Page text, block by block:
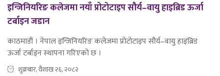
इन्जिनियरिङ कलेजमा नयाँ प्रोटोटाइप सौर्य–वायु हाइब्रिड ऊर्जा
टर्बाइन जडान
काठमाडौं । नेपाल इन्जिनियरिङ कलेजमा प्रोटोटाइप सौर्य–वायु हाइब्रिड
ऊर्जा टर्बाइन स्थापना गरिएको छ ।
शुक्रबार, वैशाख २६, २०८२